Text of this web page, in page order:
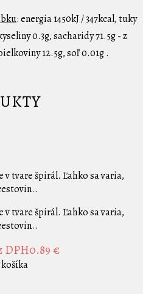
: energia 1450kJ / 347kcal, tuky
0.3g, sacharidy 71.5g - z
12.5g, soľ 0.01g .
v tvare špirál. Ľahko sa varia,
v tvare špirál. Ľahko sa varia,
DPH0.89 €